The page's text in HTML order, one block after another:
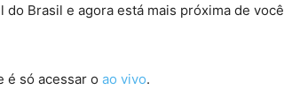
Brasil e agora está mais próxima de você
é só acessar o ao vivo.